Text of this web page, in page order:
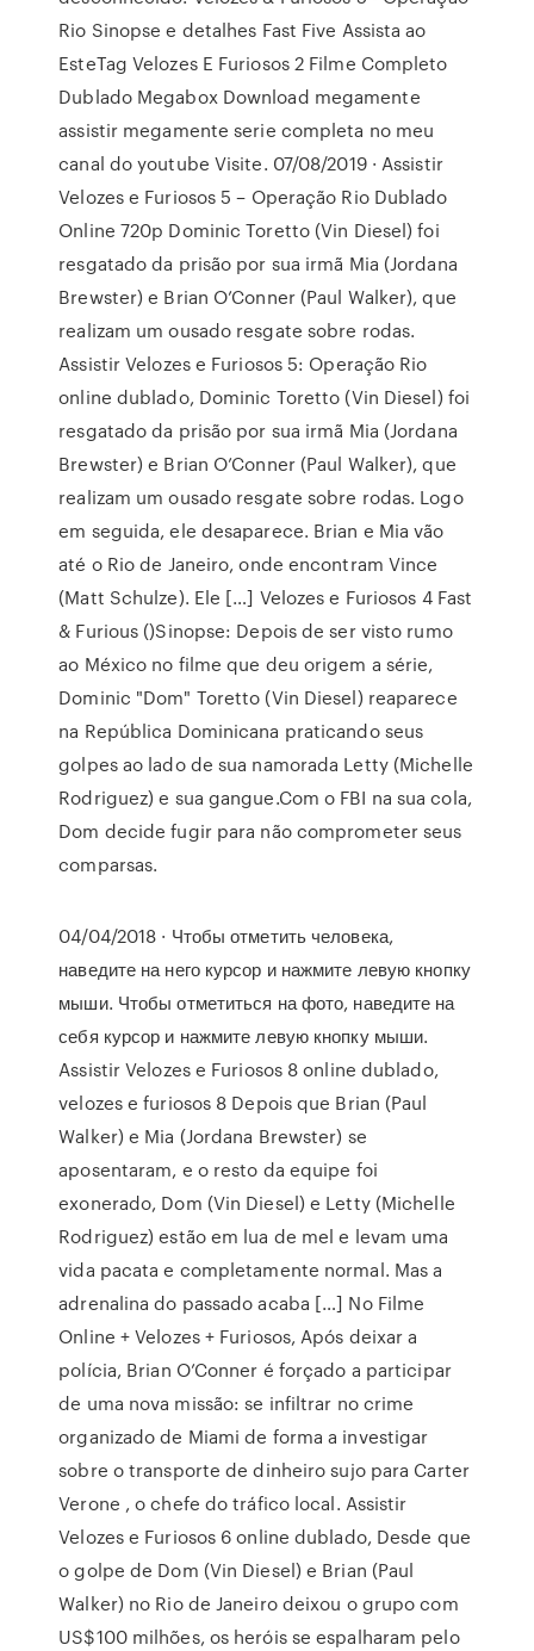
Rio Sinopse e detalhes Fast Five Assista ao
EsteTag Velozes E Furiosos 2 Filme Completo
Dublado Megabox Download megamente
assistir megamente serie completa no meu
canal do youtube Visite. 07/08/2019 · Assistir
Velozes e Furiosos 5 – Operação Rio Dublado
Online 720p Dominic Toretto (Vin Diesel) foi
resgatado da prisão por sua irmã Mia (Jordana
Brewster) e Brian O’Conner (Paul Walker), que
realizam um ousado resgate sobre rodas.
Assistir Velozes e Furiosos 5: Operação Rio
online dublado, Dominic Toretto (Vin Diesel) foi
resgatado da prisão por sua irmã Mia (Jordana
Brewster) e Brian O’Conner (Paul Walker), que
realizam um ousado resgate sobre rodas. Logo
em seguida, ele desaparece. Brian e Mia vão
até o Rio de Janeiro, onde encontram Vince
(Matt Schulze). Ele […] Velozes e Furiosos 4 Fast
& Furious ()Sinopse: Depois de ser visto rumo
ao México no filme que deu origem a série,
Dominic "Dom" Toretto (Vin Diesel) reaparece
na República Dominicana praticando seus
golpes ao lado de sua namorada Letty (Michelle
Rodriguez) e sua gangue.Com o FBI na sua cola,
Dom decide fugir para não comprometer seus
comparsas.
04/04/2018 · Чтобы отметить человека,
наведите на него курсор и нажмите левую кнопку
мыши. Чтобы отметиться на фото, наведите на
себя курсор и нажмите левую кнопку мыши.
Assistir Velozes e Furiosos 8 online dublado,
velozes e furiosos 8 Depois que Brian (Paul
Walker) e Mia (Jordana Brewster) se
aposentaram, e o resto da equipe foi
exonerado, Dom (Vin Diesel) e Letty (Michelle
Rodriguez) estão em lua de mel e levam uma
vida pacata e completamente normal. Mas a
adrenalina do passado acaba […] No Filme
Online + Velozes + Furiosos, Após deixar a
polícia, Brian O’Conner é forçado a participar
de uma nova missão: se infiltrar no crime
organizado de Miami de forma a investigar
sobre o transporte de dinheiro sujo para Carter
Verone , o chefe do tráfico local. Assistir
Velozes e Furiosos 6 online dublado, Desde que
o golpe de Dom (Vin Diesel) e Brian (Paul
Walker) no Rio de Janeiro deixou o grupo com
US$100 milhões, os heróis se espalharam pelo